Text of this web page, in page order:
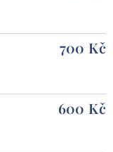
700 Kč
600 Kč